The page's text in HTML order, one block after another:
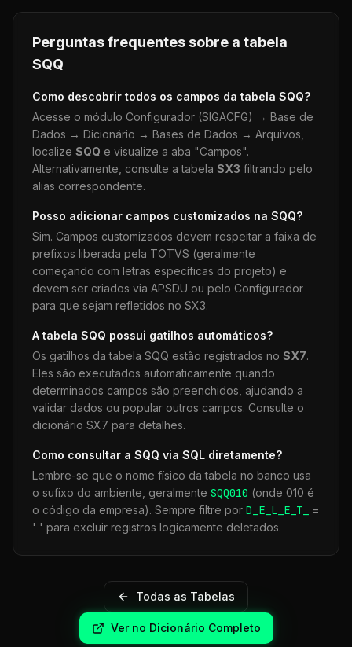
Perguntas frequentes sobre a tabela
SQQ
Como descobrir todos os campos da tabela SQQ?
Acesse o módulo Configurador (SIGACFG) → Base de
Dados → Dicionário → Bases de Dados → Arquivos,
localize SQQ e visualize a aba "Campos".
Alternativamente, consulte a tabela SX3 filtrando pelo
alias correspondente.
Posso adicionar campos customizados na SQQ?
Sim. Campos customizados devem respeitar a faixa de
prefixos liberada pela TOTVS (geralmente
começando com letras específicas do projeto) e
devem ser criados via APSDU ou pelo Configurador
para que sejam refletidos no SX3.
A tabela SQQ possui gatilhos automáticos?
Os gatilhos da tabela SQQ estão registrados no SX7.
Eles são executados automaticamente quando
determinados campos são preenchidos, ajudando a
validar dados ou popular outros campos. Consulte o
dicionário SX7 para detalhes.
Como consultar a SQQ via SQL diretamente?
Lembre-se que o nome físico da tabela no banco usa
o sufixo do ambiente, geralmente SQQ010 (onde 010 é
o código da empresa). Sempre filtre por D_E_L_E_T_
=
' ' para excluir registros logicamente deletados.
Todas as Tabelas
Ver no Dicionário Completo